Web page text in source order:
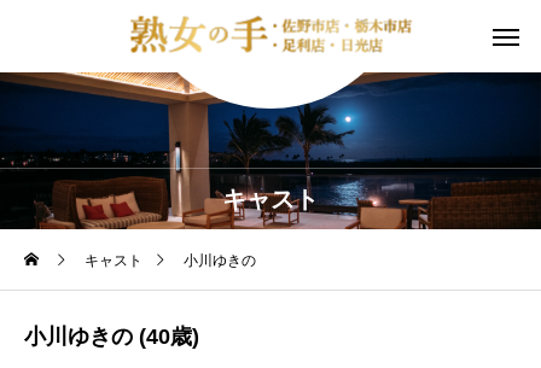
キャスト
キャスト 小川ゆきの
小川ゆきの (40歳)